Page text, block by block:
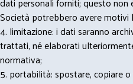
Società potrebbero avere
4. limitazione: i dati saranno
trattati, né elaborati
normativa;
5. portabilità: spostare, copiare